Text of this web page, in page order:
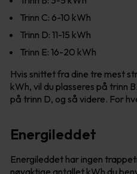
Trinn C: 6-10 kWh
Trinn D: 11-15 kWh
Trinn E: 16-20 kWh
Hvis snittet fra dine tre mest
kWh, vil du plasseres på trinn
på trinn D, og så videre. For
Energileddet
Energileddet har ingen
nøyaktige antallet kWh du